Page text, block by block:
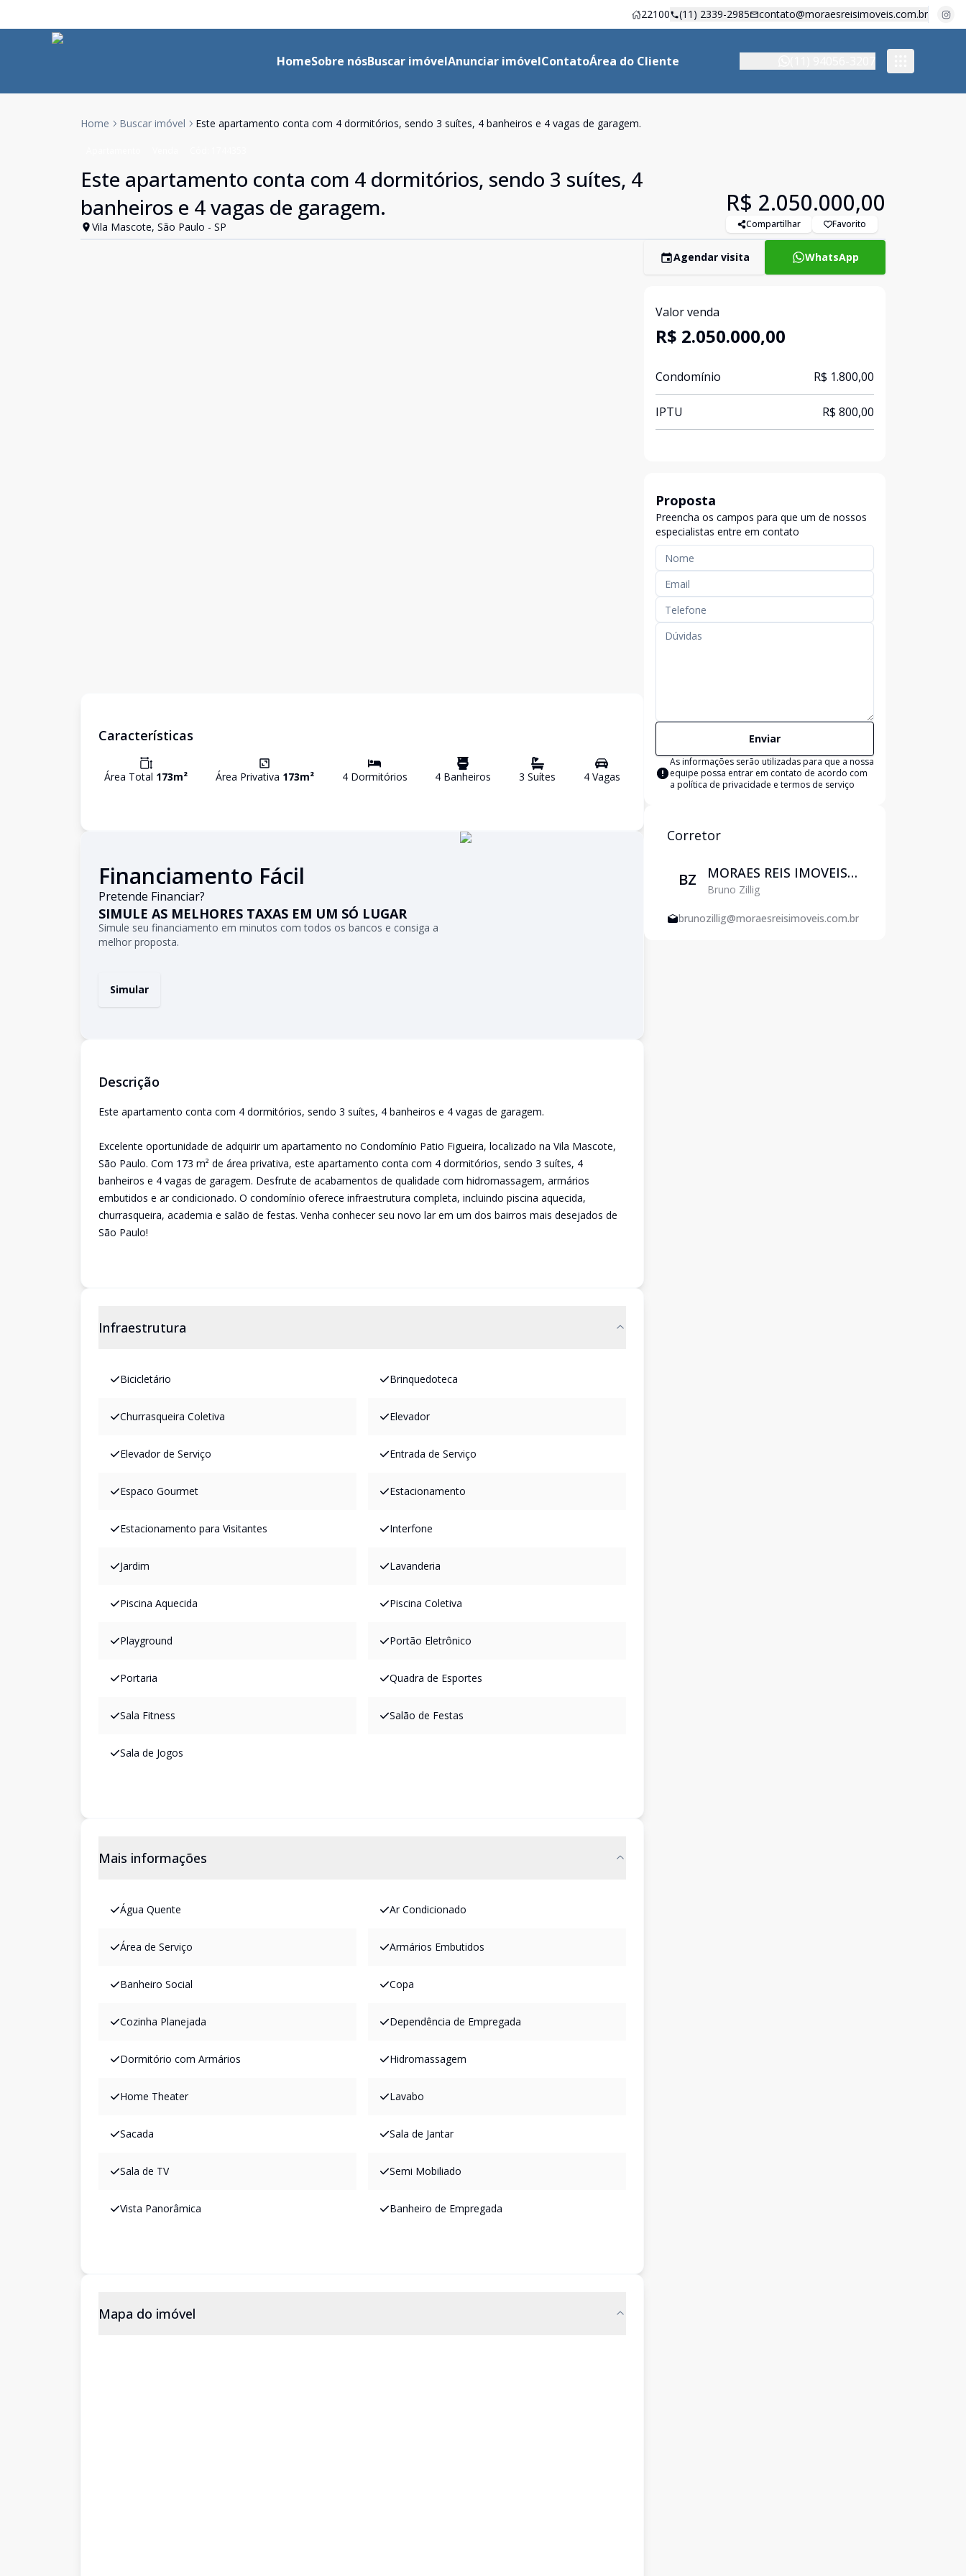
22100 (11) 2339-2985 contato@moraesreisimoveis.com.br
HomeSobre nósBuscar imóvelAnunciar imóvelContatoÁrea do Cliente
Home Buscar imóvel Este apartamento conta com 4 dormitórios, sendo 3 suítes, 4 banheiros e 4 vagas de garagem.
Este apartamento conta com 4 dormitórios, sendo 3 suítes, 4
banheiros e 4 vagas de garagem.
Vila Mascote, São Paulo - SP
R$ 2.050.000,00
Compartilhar Favorito
Características
Área Total 173m² Área Privativa 173m² 4Dormitórios 4 Banheiros 3 Suítes 4Vagas
Financiamento Fácil
Pretende Financiar?
SIMULE AS MELHORES TAXAS EM UM SÓ LUGAR
Simule seu financiamento em minutos com todos os bancos e consiga a
melhor proposta.
Simular
Descrição
Este apartamento conta com 4 dormitórios, sendo 3 suítes, 4 banheiros e 4 vagas de garagem.
Excelente oportunidade de adquirir um apartamento no Condomínio Patio Figueira, localizado na Vila Mascote,
São Paulo. Com 173 m² de área privativa, este apartamento conta com 4 dormitórios, sendo 3 suítes, 4
banheiros e 4 vagas de garagem. Desfrute de acabamentos de qualidade com hidromassagem, armários
embutidos e ar condicionado. O condomínio oferece infraestrutura completa, incluindo piscina aquecida,
churrasqueira, academia e salão de festas. Venha conhecer seu novo lar em um dos bairros mais desejados de
São Paulo!
Infraestrutura
Bicicletário Brinquedoteca
Churrasqueira Coletiva Elevador
Elevador de Serviço Entrada de Serviço
Espaco Gourmet Estacionamento
Estacionamento para Visitantes Interfone
Jardim Lavanderia
Piscina Aquecida Piscina Coletiva
Playground Portão Eletrônico
Portaria Quadra de Esportes
Sala Fitness Salão de Festas
Sala de Jogos
Mais informações
Água Quente Ar Condicionado
Área de Serviço Armários Embutidos
Banheiro Social Copa
Cozinha Planejada Dependência de Empregada
Dormitório com Armários Hidromassagem
Home Theater Lavabo
Sacada Sala de Jantar
Sala de TV Semi Mobiliado
Vista Panorâmica Banheiro de Empregada
Mapa do imóvel
Agendar visita WhatsApp
Valor venda
R$ 2.050.000,00
Condomínio R$ 1.800,00
IPTU R$ 800,00
Proposta
Preencha os campos para que um de nossos
especialistas entre em contato
Enviar
As informações serão utilizadas para que a nossa
equipe possa entrar em contato de acordo com
a política de privacidade e termos de serviço
Corretor
BZ
MORAES REIS IMOVEIS
LTDA
Bruno Zillig
brunozillig@moraesreisimoveis.com.br